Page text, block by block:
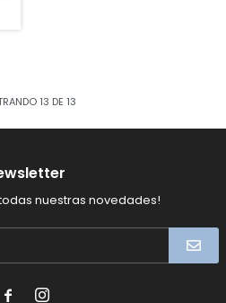
13 DE 13
nuestras novedades!
 